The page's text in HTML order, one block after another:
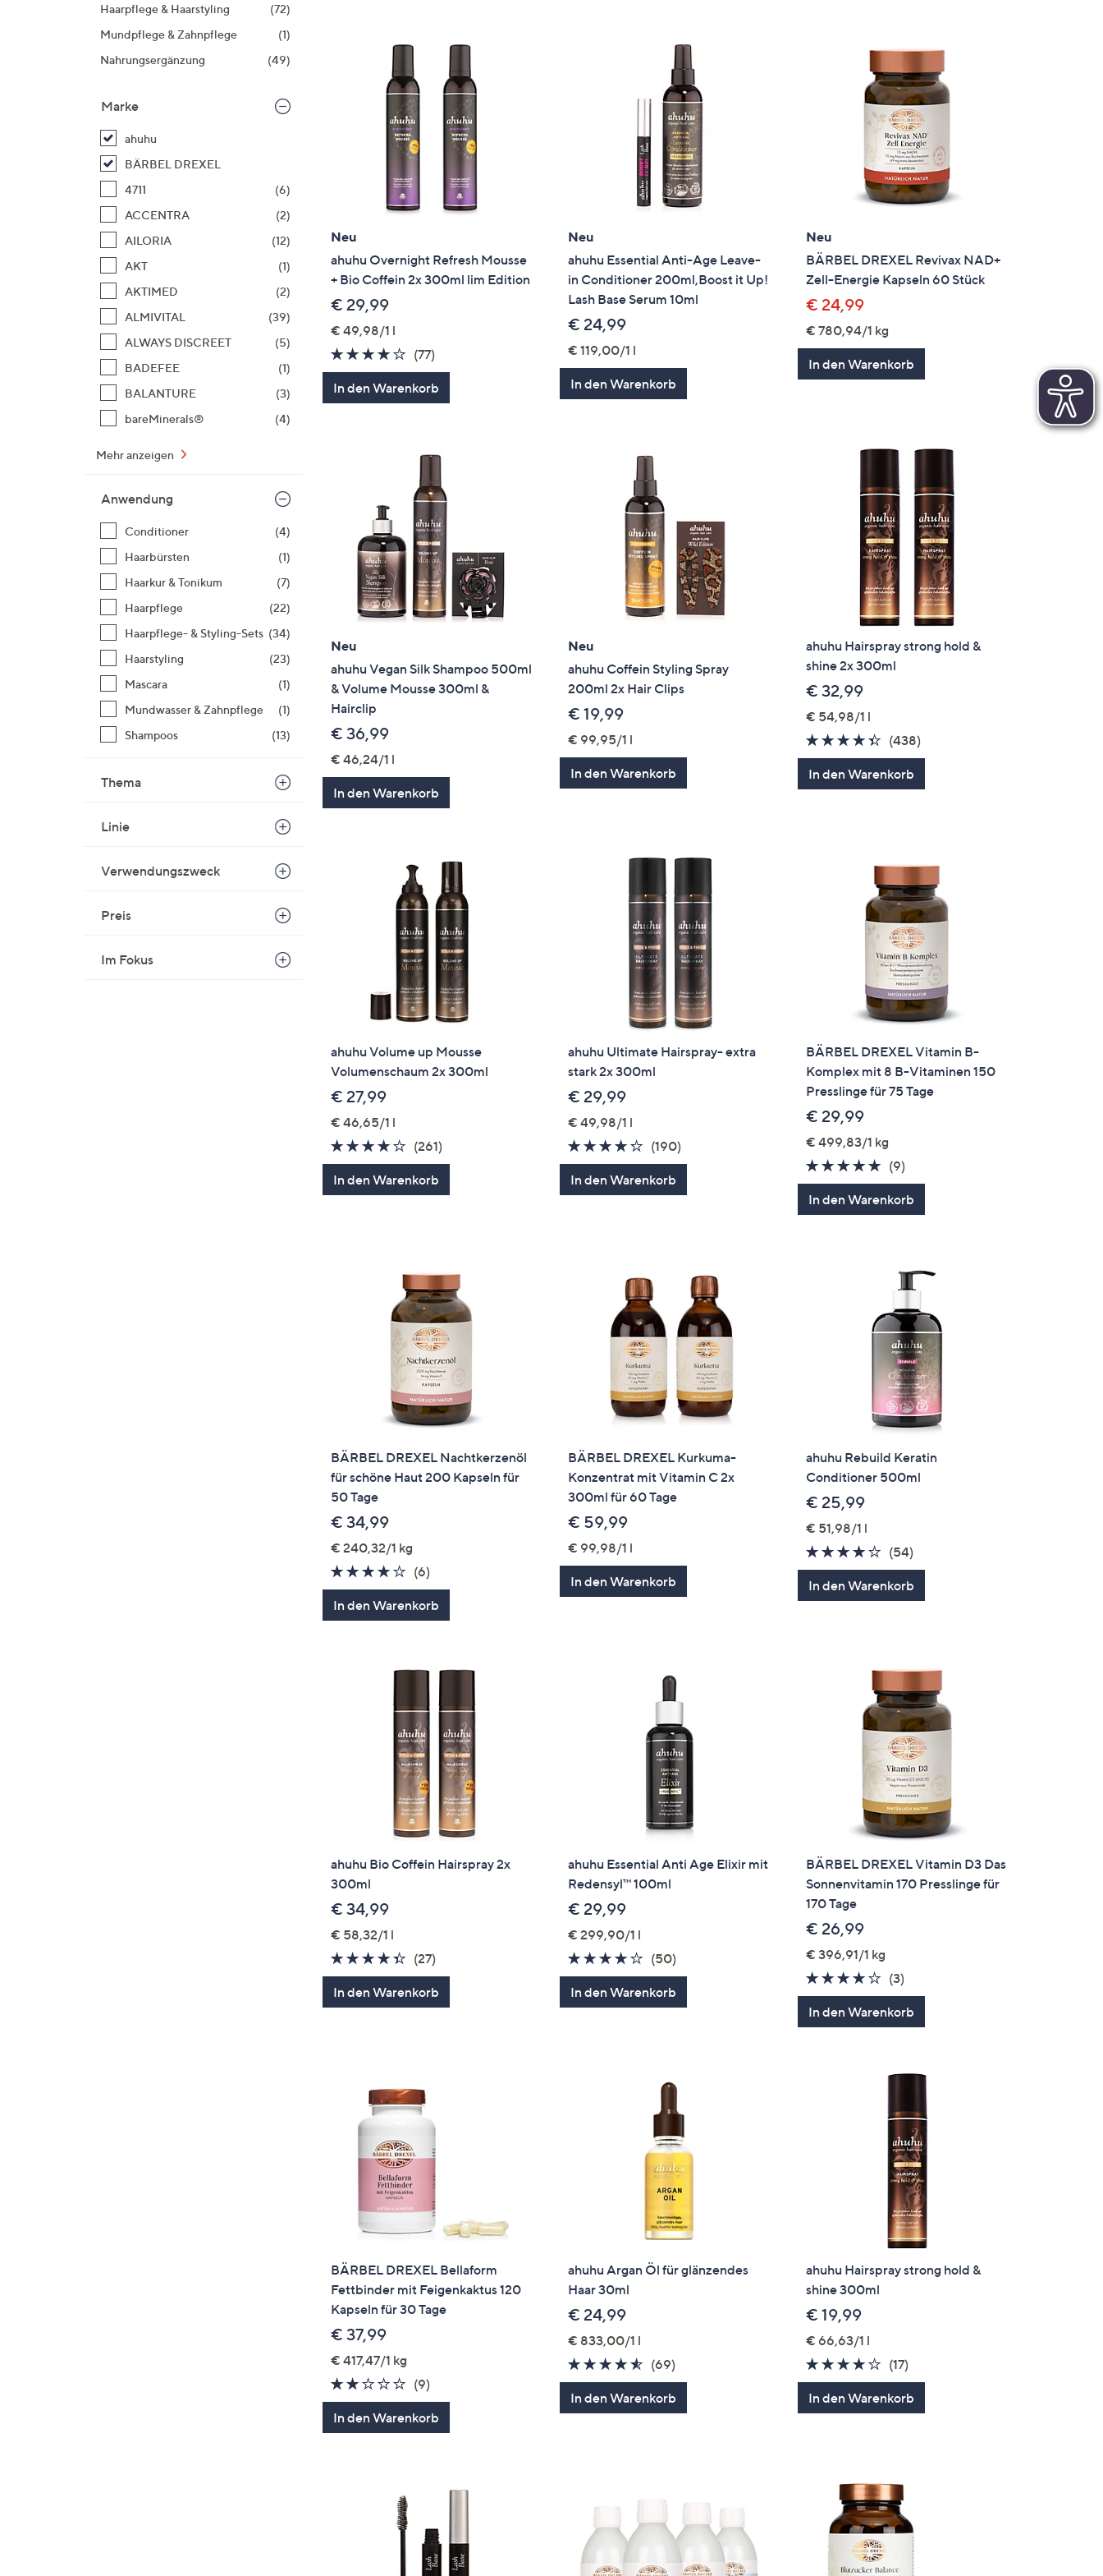
Touch-
Geräten
anzuzeigen.
Haarpflege & Haarstyling
(72)
Mundpflege & Zahnpflege
(1)
Nahrungsergänzung
(49)
Marke
ahuhu
BÄRBEL DREXEL
4711
(6)
ACCENTRA
(2)
AILORIA
(12)
AKT
(1)
AKTIMED
(2)
ALMIVITAL
(39)
ALWAYS DISCREET
(5)
BADEFEE
(1)
BALANTURE
(3)
bareMinerals®
(4)
Mehr anzeigen
Anwendung
Conditioner
(4)
Haarbürsten
(1)
Haarkur & Tonikum
(7)
Haarpflege
(22)
Haarpflege- & Styling-Sets (34)
Haarstyling
(23)
Mascara
(1)
Mundwasser & Zahnpflege
(1)
Shampoos
(13)
Thema
Linie
Verwendungszweck
Preis
Im Fokus
Neu
ahuhu Overnight Refresh Mousse
+ Bio Coffein 2x 300ml lim Edition
€ 29,99
€ 49,98/1 l
3.6
von
5
(77)77
Bewertungen
In den Warenkorb
Neu
ahuhu Essential Anti-Age Leave-
in Conditioner 200ml,Boost it Up!
Lash Base Serum 10ml
€ 24,99
€ 119,00/1 l
In den Warenkorb
Neu
BÄRBEL DREXEL Revivax NAD+
Zell-Energie Kapseln 60 Stück
€ 24,99
€ 780,94/1 kg
In den Warenkorb
Neu
ahuhu Vegan Silk Shampoo 500ml
& Volume Mousse 300ml &
Hairclip
€ 36,99
€ 46,24/1 l
In den Warenkorb
Neu
ahuhu Coffein Styling Spray
200ml 2x Hair Clips
€ 19,99
€ 99,95/1 l
In den Warenkorb
ahuhu Hairspray strong hold &
shine 2x 300ml
€ 32,99
€ 54,98/1 l
4.3
von
5
(438)
Bewertungen
In den Warenkorb
ahuhu Volume up Mousse
Volumenschaum 2x 300ml
€ 27,99
€ 46,65/1 l
3.6
von
5
(261)261
Bewertungen
In den Warenkorb
ahuhu Ultimate Hairspray- extra
stark 2x 300ml
€ 29,99
€ 49,98/1 l
4.2
von
5
(190)
Bewertungen
In den Warenkorb
BÄRBEL DREXEL Vitamin B-
Komplex mit 8 B-Vitaminen 150
Presslinge für 75 Tage
€ 29,99
€ 499,83/1 kg
4.7
von
5
(9)
Bewertungen
In den Warenkorb
BÄRBEL DREXEL Nachtkerzenöl
für schöne Haut 200 Kapseln für
50 Tage
€ 34,99
€ 240,32/1 kg
3.8
von
5
(6)6
Bewertungen
In den Warenkorb
BÄRBEL DREXEL Kurkuma-
Konzentrat mit Vitamin C 2x
300ml für 60 Tage
€ 59,99
€ 99,98/1 l
In den Warenkorb
ahuhu Rebuild Keratin
Conditioner 500ml
€ 25,99
€ 51,98/1 l
4.2
von
5
(54)
Bewertungen
In den Warenkorb
ahuhu Bio Coffein Hairspray 2x
300ml
€ 34,99
€ 58,32/1 l
4.3
von
5
(27)27
Bewertungen
In den Warenkorb
ahuhu Essential Anti Age Elixir mit
Redensyl™ 100ml
€ 29,99
€ 299,90/1 l
3.8
von
5
(50)
Bewertungen
In den Warenkorb
BÄRBEL DREXEL Vitamin D3 Das
Sonnenvitamin 170 Presslinge für
170 Tage
€ 26,99
€ 396,91/1 kg
3.7
von
5
(3)
Bewertungen
In den Warenkorb
BÄRBEL DREXEL Bellaform
Fettbinder mit Feigenkaktus 120
Kapseln für 30 Tage
€ 37,99
€ 417,47/1 kg
1.8
von
5
(9)9
Bewertungen
In den Warenkorb
ahuhu Argan Öl für glänzendes
Haar 30ml
€ 24,99
€ 833,00/1 l
4.4
von
5
(69)
Bewertungen
In den Warenkorb
ahuhu Hairspray strong hold &
shine 300ml
€ 19,99
€ 66,63/1 l
3.6
von
5
(17)
Bewertungen
In den Warenkorb